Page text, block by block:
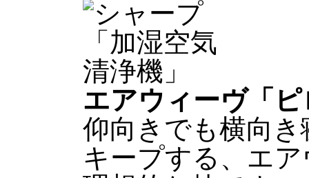
エアウィーヴ「
仰向きでも横向
キープする、エ